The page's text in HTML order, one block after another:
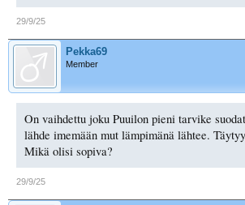
29/9/25
Pekka69
Member
On vaihdettu joku Puuilon pieni tarvike
lähde imemään mut lämpimänä lähtee.
Mikä olisi sopiva?
29/9/25